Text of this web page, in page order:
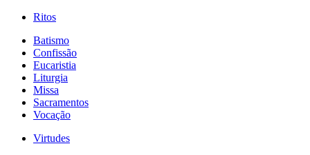
Ritos
Batismo
Confissão
Eucaristia
Liturgia
Missa
Sacramentos
Vocação
Virtudes